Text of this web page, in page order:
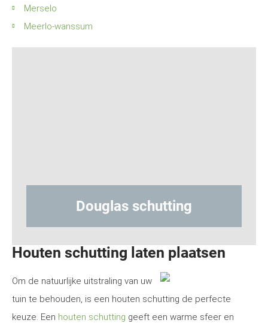
Merselo
Meerlo-wanssum
schutting
Houten schutting laten plaatsen
Om de natuurlijke uitstraling van uw
tuin te behouden, is een houten schutting de perfecte
keuze. Een houten schutting geeft een warme sfeer en